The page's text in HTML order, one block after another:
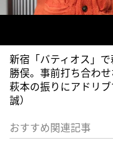
新宿「バティオス」
勝俣。事前打ち合わせ
萩本の振りにアドリ
誠）
おすすめ関連記事